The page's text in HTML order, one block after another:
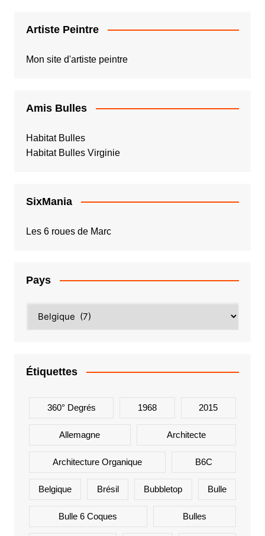
Artiste Peintre
Mon site d'artiste peintre
Amis Bulles
Habitat Bulles
Habitat Bulles Virginie
SixMania
Les 6 roues de Marc
Pays
Étiquettes
360° Degrés 1968 2015
Allemagne Architecte
Architecture Organique B6C
Belgique Brésil Bubbletop Bulle
Bulle 6 Coques Bulles